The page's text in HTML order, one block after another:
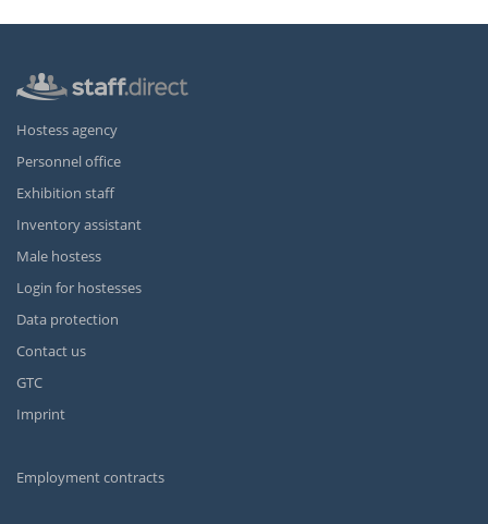
Hostess agency
Personnel office
Exhibition staff
Inventory assistant
Male hostess
Login for hostesses
Data protection
Contact us
GTC
Imprint
Employment contracts